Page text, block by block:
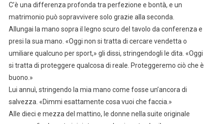
C’è una differenza profonda tra perfezione e bontà, e un
matrimonio può sopravvivere solo grazie alla seconda.
Allungai la mano sopra il legno scuro del tavolo da conferenza e
presi la sua mano. «Oggi non si tratta di cercare vendetta o
umiliare qualcuno per sport,» gli dissi, stringendogli le dita. «Oggi
si tratta di proteggere qualcosa di reale. Proteggeremo ciò che è
buono.»
Lui annuì, stringendo la mia mano come fosse un’ancora di
salvezza. «Dimmi esattamente cosa vuoi che faccia.»
Alle dieci e mezza del mattino, le donne nella suite originale